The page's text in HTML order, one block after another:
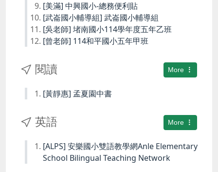
[美滿] 中興國小-總務便利貼
[武崙國小輔導組] 武崙國小輔導組
[吳老師] 堵南國小114學年度五年乙班
[曾老師] 114和平國小五年甲班
More
閱讀
[黃靜惠] 孟夏園中書
More
英語
[ALPS] 安樂國小雙語教學網Anle Elementary
School Bilingual Teaching Network